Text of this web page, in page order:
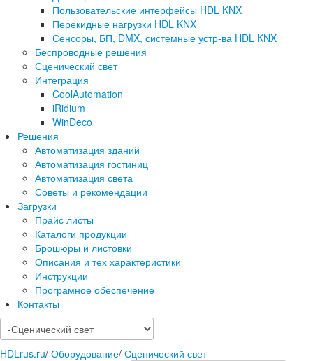
Пользовательские интерфейсы HDL KNX
Перекидные нагрузки HDL KNX
Сенсоры, БП, DMX, системные устр-ва HDL KNX
Беспроводные решения
Сценический свет
Интеграция
CoolAutomation
iRidium
WinDeco
Решения
Автоматизация зданий
Автоматизация гостиниц
Автоматизация света
Советы и рекомендации
Загрузки
Прайс листы
Каталоги продукции
Брошюры и листовки
Описания и тех характеристики
Инструкции
Програмное обеспечение
Контакты
HDLrus.ru/ Оборудование/ Сценический свет